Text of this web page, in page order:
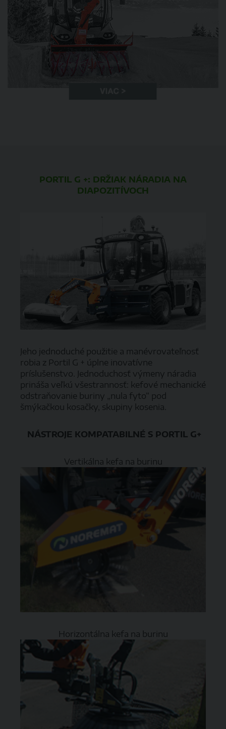
PORTIL G +: DRŽIAK NÁRADIA NA
DIAPOZITÍVOCH
Jeho jednoduché použitie a manévrovateľnosť
robia z Portil G + úplne inovatívne
príslušenstvo. Jednoduchosť výmeny náradia
prináša veľkú všestrannosť: kefové mechanické
odstraňovanie buriny „nula fyto“ pod
šmýkačkou kosačky, skupiny kosenia.
NÁSTROJE KOMPATABILNÉ S PORTIL G+
Vertikálna kefa na burinu
Horizontálna kefa na burinu